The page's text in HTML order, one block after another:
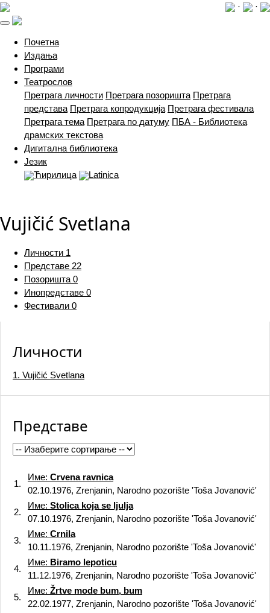
· ·
Почетна(current)
Издања
Програми
Театрослов
Претрага личности Претрага позоришта Претрага
представа Претрага копродукција Претрага фестивала
Претрага тема Претрага по датуму ПБА - Библиотека
драмских текстова
Дигитална библиотека
Језик
Ћирилица
Latinica
Vujičić Svetlana
Личности 1
Представе 22
Позоришта 0
Инопредставе 0
Фестивали 0
Личности
1. Vujičić Svetlana
Представе
1.
Име: Crvena ravnica
02.10.1976, Zrenjanin, Narodno pozorište 'Toša Jovanović'
2.
Име: Stolica koja se ljulja
07.10.1976, Zrenjanin, Narodno pozorište 'Toša Jovanović'
3.
Име: Crnila
10.11.1976, Zrenjanin, Narodno pozorište 'Toša Jovanović'
4.
Име: Biramo lepoticu
11.12.1976, Zrenjanin, Narodno pozorište 'Toša Jovanović'
5.
Име: Žrtve mode bum, bum
22.02.1977, Zrenjanin, Narodno pozorište 'Toša Jovanović'